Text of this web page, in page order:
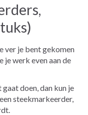
ver je bent gekomen
je werk even aan de
doen, dan kun je
steekmarkeerder,